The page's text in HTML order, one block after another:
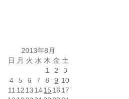
2013年8月
日 月 火 水 木 金 土
1
2
3
4
5 6 7 8 9 10
11 12 13 1415 16 17